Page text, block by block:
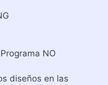
NO
diseños en las